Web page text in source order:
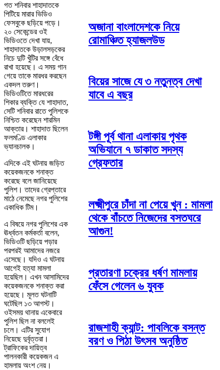
গত শনিবার শাহাদাতকে
পিটিয়ে মারার ভিডিও
ফেসবুকে ছড়িয়ে পড়ে।
২০ সেকেন্ডের ওই
ভিডিওতে দেখা যায়,
শাহাদাতকে উড়ালসড়কের
নিচে দুটি খুঁটির সঙ্গে বেঁধে
রাখা হয়েছে। এ সময় গান
গেয়ে তাকে মারধর করছেন
একদল তরুণ।
ভিডিওটিতে মারধরের
শিকার ব্যক্তি যে শাহাদাত,
সেটি শনিবার রাতে পুলিশকে
নিশ্চিত করেছেন শারমিন
আক্তার। শাহাদাত ছিলেন
ফলমণ্ডি এলাকার
ভ্যানচালক।
এদিকে এই ঘটনায় জড়িত
কয়েকজনকে শনাক্ত
করেছে বলে জানিয়েছে
পুলিশ। তাদের গ্রেপ্তারে
মাঠে নেমেছে নগর পুলিশের
একাধিক টিম।
এ বিষয়ে নগর পুলিশের এক
ঊর্ধ্বতন কর্মকর্তা বলেন,
ভিডিওটি ছড়িয়ে পড়ার
পরপরই আমাদের নজরে
এসেছে। যদিও এ ঘটনায়
আগেই হত্যা মামলা
হয়েছিল। এখন আসামিদের
কয়েকজনকে শনাক্ত করা
হয়েছে। মূলত ঘটনাটি
ঘটেছিল ১৩ আগস্ট।
ওইসময় থানায় একেবারে
পুলিশ ছিল না বললেই
চলে। এটির সুযোগ
নিয়েছে দুর্বৃত্তরা।
ট্রাফিকের দায়িত্ব
পালনকারী কয়েকজন এ
হামলায় অংশ নেয়।
অজানা বাংলাদেশকে নিয়ে
রোমাঞ্চিত হ্যাজলউড
বিয়ের সাজে যে ৩ নতুনত্ব দেখা
যাবে এ বছর
টঙ্গী পূর্ব থানা এলাকায় পৃথক
অভিযানে ৭ ডাকাত সদস্য
গ্রেফতার
লক্ষ্মীপুরে চাঁদা না পেয়ে খুন : মামলা
থেকে বাঁচতে নিজেদের বসতঘরে
আগুন!
প্রতারণা চক্রের ধর্ষণ মামলায়
ফেঁসে গেলেন ৬ যুবক
রাজশাহী ক্যান্ট: পাবলিকে বসন্ত
বরণ ও পিঠা উৎসব অনুষ্ঠিত